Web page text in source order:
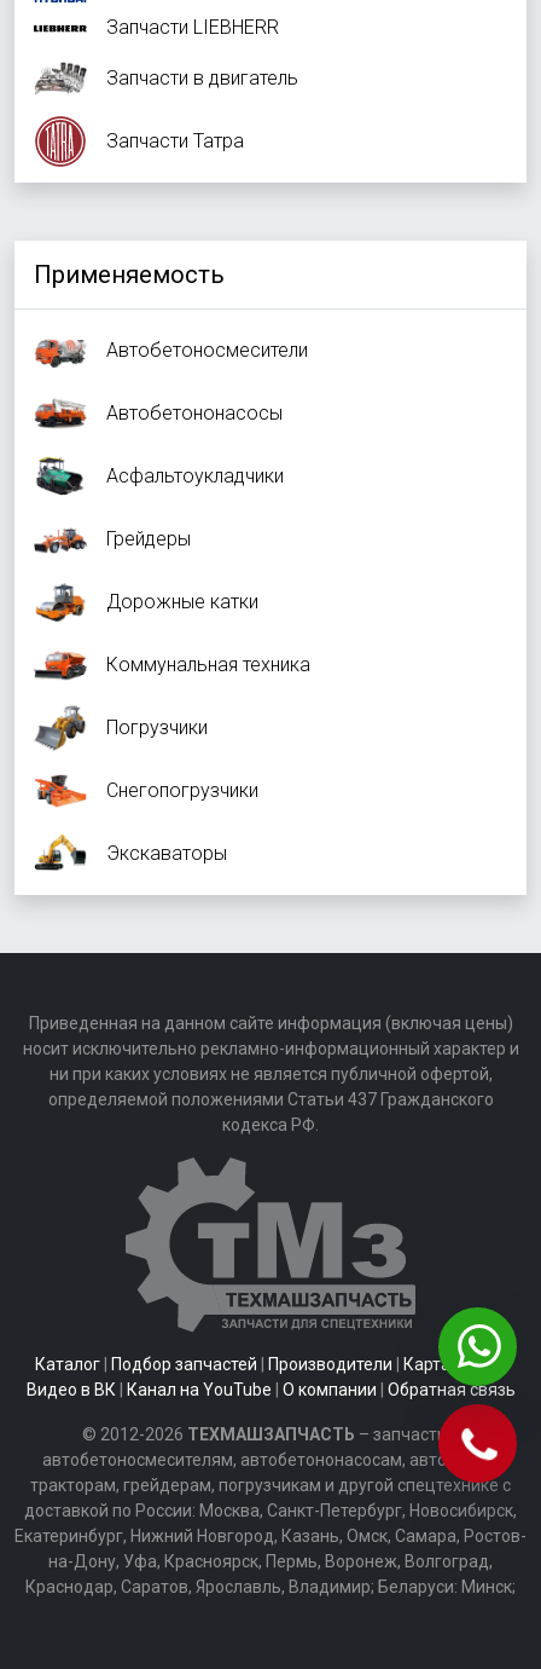
Запчасти LIEBHERR
Запчасти в двигатель
Запчасти Татра
Применяемость
Автобетоносмесители
Автобетононасосы
Асфальтоукладчики
Грейдеры
Дорожные катки
Коммунальная техника
Погрузчики
Снегопогрузчики
Экскаваторы
Приведенная на данном сайте информация (включая цены)
носит исключительно рекламно-информационный характер и
ни при каких условиях не является публичной офертой,
определяемой положениями Статьи 437 Гражданского
кодекса РФ.
Каталог| Подбор запчастей Производители Карта сайта
Видео в ВК
Канал на YouTube О компании Обратная связь
© 2012-2026 ТЕХМАШЗАПЧАСТЬ – запчасти к
автобетоносмесителям, автобетононасосам, автобусам,
тракторам, грейдерам, погрузчикам и другой спецтехнике с
доставкой по России: Москва, Санкт-Петербург, Новосибирск,
Екатеринбург, Нижний Новгород, Казань, Омск, Самара, Ростов-
на-Дону, Уфа, Красноярск, Пермь, Воронеж, Волгоград,
Краснодар, Саратов, Ярославль, Владимир; Беларуси: Минск;